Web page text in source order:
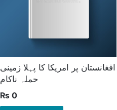
افغانستان پر امریکا کا پہلا زمینی
حملہ ناکام
₨0